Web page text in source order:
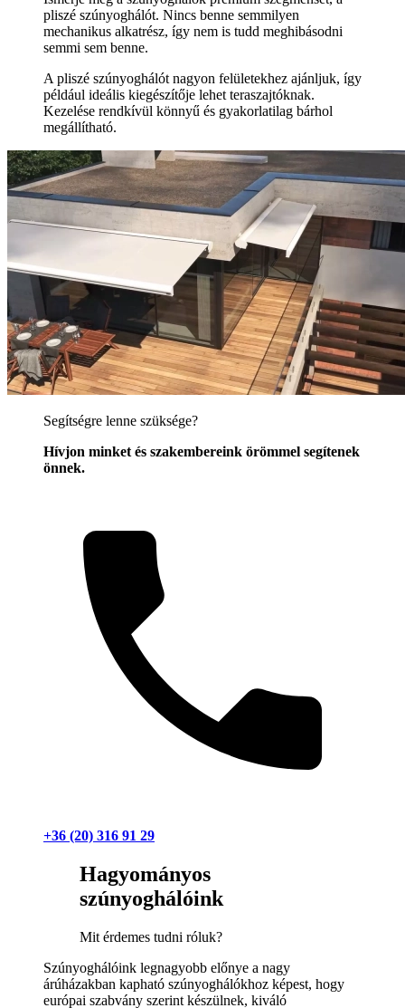
pliszé szúnyoghálót. Nincs benne semmilyen
mechanikus alkatrész, így nem is tudd meghibásodni
semmi sem benne.
A pliszé szúnyoghálót nagyon felületekhez ajánljuk, így
például ideális kiegészítője lehet teraszajtóknak.
Kezelése rendkívül könnyű és gyakorlatilag bárhol
megállítható.
Segítségre lenne szüksége?
Hívjon minket és szakembereink örömmel segítenek
önnek.
+36 (20) 316 91 29
Hagyományos
szúnyoghálóink
Mit érdemes tudni róluk?
Szúnyoghálóink legnagyobb előnye a nagy
árúházakban kapható szúnyoghálókhoz képest, hogy
európai szabvány szerint készülnek, kiváló